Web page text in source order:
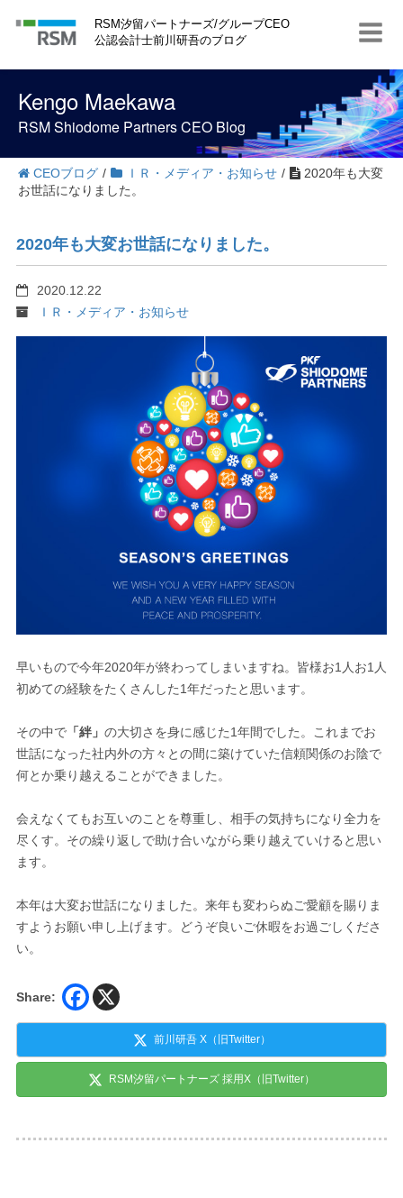
t
RSM汐留パートナーズ/グループCEO
公認会計士前川研吾のブログ
Kengo Maekawa
RSM Shiodome Partners CEO Blog
CEOブログ / ＩＲ・メディア・お知らせ /
2020年も大変
お世話になりました。
2020年も大変お世話になりました。
2020.12.22
ＩＲ・メディア・お知らせ
早いもので今年2020年が終わってしまいますね。皆様お1人お1人
初めての経験をたくさんした1年だったと思います。
その中で「絆」 の大切さを身に感じた1年間でした。これまでお
世話になった社内外の方々との間に築けていた信頼関係のお陰で
何とか乗り越えることができました。
会えなくてもお互いのことを尊重し、相手の気持ちになり全力を
尽くす。その繰り返しで助け合いながら乗り越えていけると思い
ます。
本年は大変お世話になりました。来年も変わらぬご愛顧を賜りま
すようお願い申し上げます。どうぞ良いご休暇をお過ごしくださ
い。
Share:
前川研吾 X（旧Twitter）
RSM汐留パートナーズ 採用X（旧Twitter）